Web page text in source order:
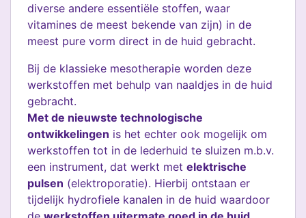
diverse andere essentiële stoffen, waar
vitamines de meest bekende van zijn) in de
meest pure vorm direct in de huid gebracht.
Bij de klassieke mesotherapie worden deze
werkstoffen met behulp van naaldjes in de huid
gebracht.
Met de nieuwste technologische
ontwikkelingen is het echter ook mogelijk om
werkstoffen tot in de lederhuid te sluizen m.b.v.
een instrument, dat werkt met elektrische
pulsen (elektroporatie). Hierbij ontstaan er
tijdelijk hydrofiele kanalen in de huid waardoor